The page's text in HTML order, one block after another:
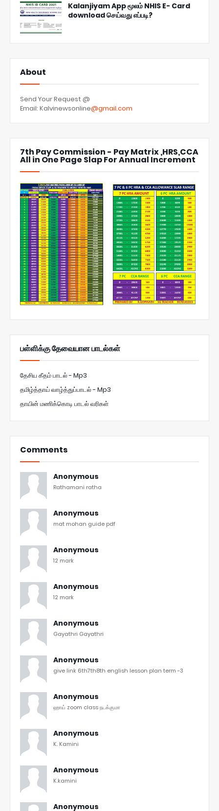
Kalanjiyam App மூலம் NHIS E- Card
download செய்வது எப்படி?
About
Send Your Request @
Email: Kalvinewsonline@gmail.com
7th Pay Commission - Pay Matrix ,HRS,CCA
All in One Page Slap For Annual Increment
பள்ளிக்கு தேவையான பாடல்கள்
தேசிய கீதம் பாடல் - Mp3
தமிழ்த்தாய் வாழ்த்துப்பாடல் - Mp3
தாயின் மணிக்கொடி பாடல் வரிகள்
Comments
Anonymous
Rathamani ratha
Anonymous
mat mohan guide pdf
Anonymous
12 mark
Anonymous
12 mark
Anonymous
Gayathri Gayathri
Anonymous
give link 6th7th8th english lesson plan term -3
Anonymous
ஹாய் zoom class நடக்குமா
Anonymous
K. Kamini
Anonymous
K.kamini
Anonymous